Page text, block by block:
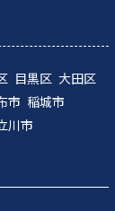
目黒区 大田区
市 稲城市
川市